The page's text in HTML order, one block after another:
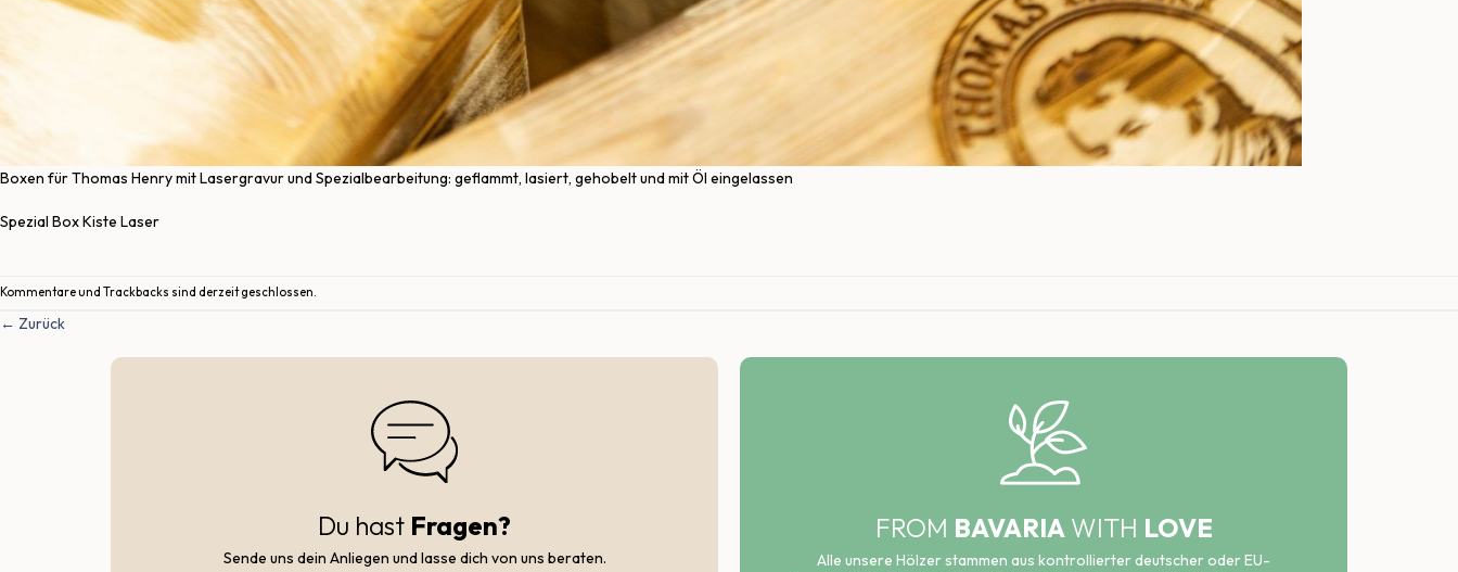
Boxen für Thomas Henry mit Lasergravur und Spezialbearbeitung: geflammt, lasiert, gehobelt und mit Öl eingelassen
Spezial Box Kiste Laser
Kommentare und Trackbacks sind derzeit geschlossen.
← Zurück
Du hast Fragen?
Sende uns dein Anliegen und lasse dich von uns beraten.
FROM BAVARIA WITH LOVE
Alle unsere Hölzer stammen aus kontrollierter deutscher oder EU-